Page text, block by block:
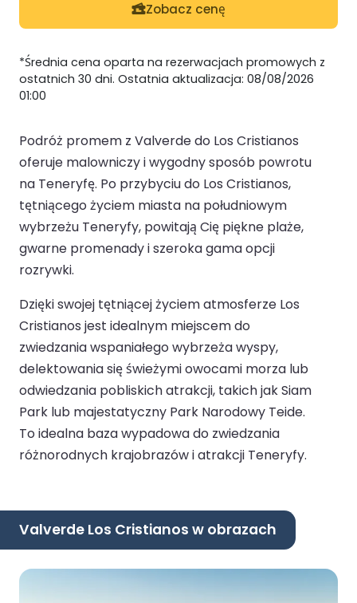
Zobacz cenę
*Średnia cena oparta na rezerwacjach promowych z
ostatnich 30 dni. Ostatnia aktualizacja: 08/08/2026
01:00
Podróż promem z Valverde do Los Cristianos
oferuje malowniczy i wygodny sposób powrotu
na Teneryfę. Po przybyciu do Los Cristianos,
tętniącego życiem miasta na południowym
wybrzeżu Teneryfy, powitają Cię piękne plaże,
gwarne promenady i szeroka gama opcji
rozrywki.
Dzięki swojej tętniącej życiem atmosferze Los
Cristianos jest idealnym miejscem do
zwiedzania wspaniałego wybrzeża wyspy,
delektowania się świeżymi owocami morza lub
odwiedzania pobliskich atrakcji, takich jak Siam
Park lub majestatyczny Park Narodowy Teide.
To idealna baza wypadowa do zwiedzania
różnorodnych krajobrazów i atrakcji Teneryfy.
Valverde Los Cristianos w obrazach